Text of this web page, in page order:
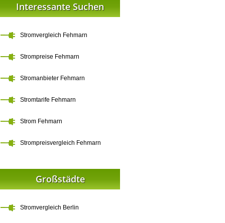
Interessante Suchen
Stromvergleich Fehmarn
Strompreise Fehmarn
Stromanbieter Fehmarn
Stromtarife Fehmarn
Strom Fehmarn
Strompreisvergleich Fehmarn
Großstädte
Stromvergleich Berlin